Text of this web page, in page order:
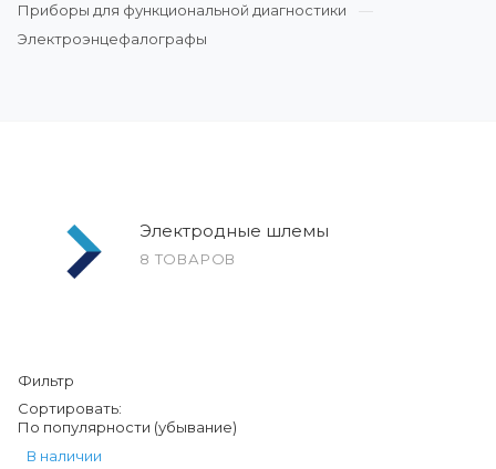
Приборы для функциональной диагностики
Электроэнцефалографы
Электродные шлемы
8 ТОВАРОВ
Фильтр
Сортировать:
По популярности (убывание)
В наличии